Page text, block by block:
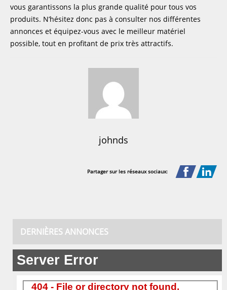
vous garantissons la plus grande qualité pour tous vos
produits. N’hésitez donc pas à consulter nos différentes
annonces et équipez-vous avec le meilleur matériel
possible, tout en profitant de prix très attractifs.
johnds
Partager sur les réseaux sociaux:
DERNIÈRES ANNONCES